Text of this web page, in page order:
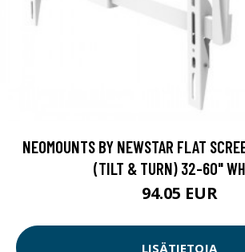
NEOMOUNTS BY NEWSTAR FLAT
(TILT & TURN) 32-60"
94.05 EUR
LISÄTIETOJA